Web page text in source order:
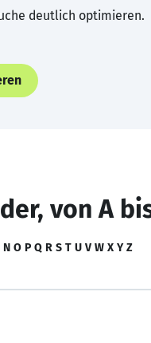
deutlich optimieren.
von A
N O P Q R S T U V W X Y Z